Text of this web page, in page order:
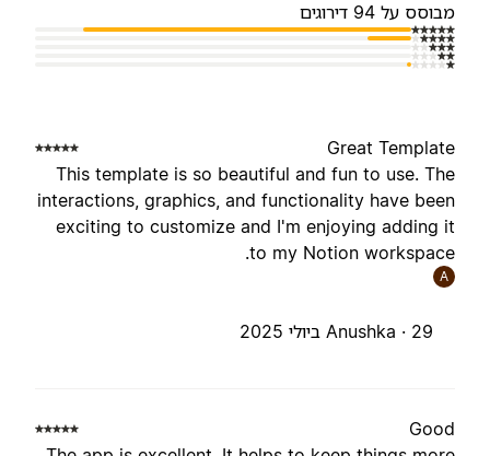
על 94 דירוגים
Great
This template is so beautiful and fun to use.
interactions, graphics, and functionality have
exciting to customize and I'm enjoying adding
to my Notion
Anushka ·